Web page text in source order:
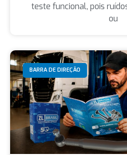
teste funcional, pois
ou
BARRA DE DIREÇÃO